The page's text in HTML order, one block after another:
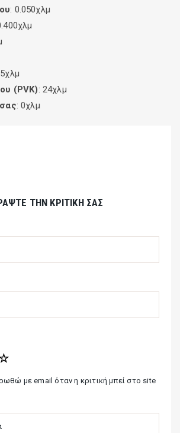
: 0.050χλμ
(PVK): 24χλμ
: 0χλμ
ΤΗΝ ΚΡΙΤΙΚΉ ΣΑΣ
με email όταν η κριτική μπεί στο site